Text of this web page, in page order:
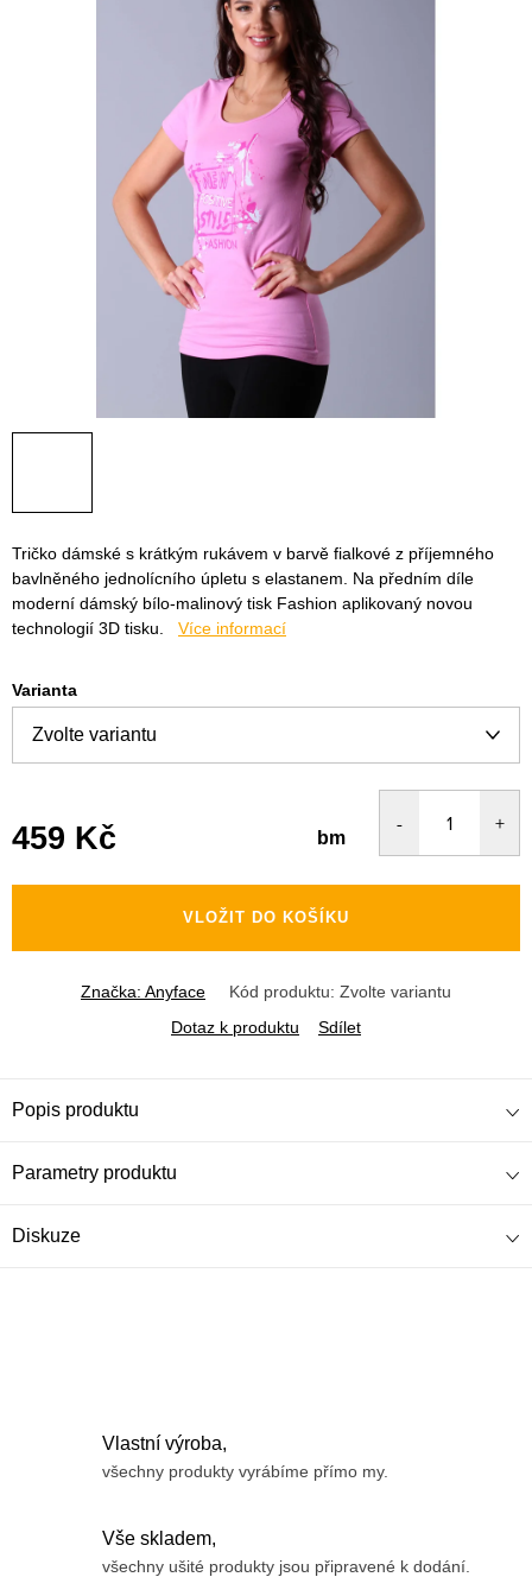
Tričko dámské s krátkým rukávem v barvě fialkové z příjemného
bavlněného jednolícního úpletu s elastanem. Na předním díle
moderní dámský bílo-malinový tisk Fashion aplikovaný novou
technologií 3D tisku.
Více informací
Varianta
459 Kč bm
VLOŽIT DO KOŠÍKU
Značka: Anyface Kód produktu: Zvolte variantu
Dotaz k produktu
Sdílet
Popis produktu
Parametry produktu
Diskuze
Vlastní výroba,
všechny produkty vyrábíme přímo my.
Vše skladem,
všechny ušité produkty jsou připravené k dodání.